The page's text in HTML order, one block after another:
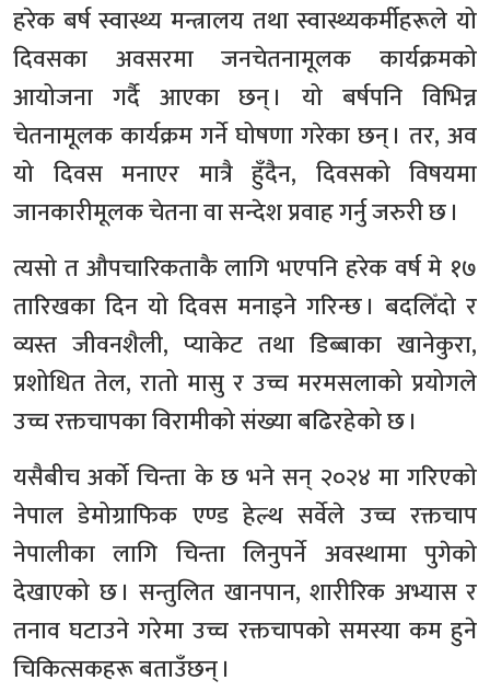
हरेक बर्ष स्वास्थ्य मन्त्रालय तथा स्वास्थ्यकर्मीहरूले यो
दिवसका अवसरमा जनचेतनामूलक कार्यक्रमको
आयोजना गर्दै आएका छन् । यो बर्षपनि विभिन्न
चेतनामूलक कार्यक्रम गर्ने घोषणा गरेका छन् । तर, अव
यो दिवस मनाएर मात्रै हुँदैन, दिवसको विषयमा
जानकारीमूलक चेतना वा सन्देश प्रवाह गर्नु जरुरी छ ।
त्यसो त औपचारिकताकै लागि भएपनि हरेक वर्ष मे १७
तारिखका दिन यो दिवस मनाइने गरिन्छ । बदलिँदो र
व्यस्त जीवनशैली, प्याकेट तथा डिब्बाका खानेकुरा,
प्रशोधित तेल, रातो मासु र उच्च मरमसलाको प्रयोगले
उच्च रक्तचापका विरामीको संख्या बढिरहेको छ ।
यसैबीच अर्को चिन्ता के छ भने सन् २०२४ मा गरिएको
नेपाल डेमोग्राफिक एण्ड हेल्थ सर्वेले उच्च रक्तचाप
नेपालीका लागि चिन्ता लिनुपर्ने अवस्थामा पुगेको
देखाएको छ । सन्तुलित खानपान, शारीरिक अभ्यास र
तनाव घटाउने गरेमा उच्च रक्तचापको समस्या कम हुने
चिकित्सकहरू बताउँछन् ।